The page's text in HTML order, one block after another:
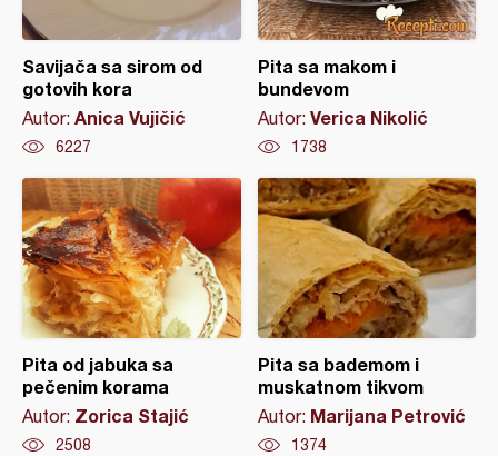
Savijača sa sirom od
gotovih kora
Autor: Anica Vujičić
6227
Pita sa makom i
bundevom
Autor: Verica Nikolić
1738
Pita od jabuka sa
pečenim korama
Autor: Zorica Stajić
2508
Pita sa bademom i
muskatnom tikvom
Autor: Marijana Petrović
1374